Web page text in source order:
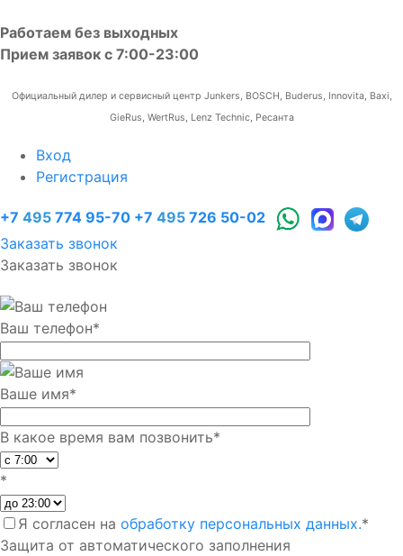
Работаем без выходных
Прием заявок с 7:00-23:00
Официальный дилер и сервисный центр Junkers, BOSCH, Buderus, Innovita, Baxi,
GieRus, WertRus, Lenz Technic, Ресанта
Вход
Регистрация
+7 495 774 95-70 +7 495 726 50-02
Заказать звонок
Заказать звонок
Ваш телефон*
Ваше имя*
В какое время вам позвонить*
*
Я согласен на обработку персональных данных.*
Защита от автоматического заполнения